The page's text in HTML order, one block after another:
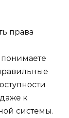
права
к
системы.